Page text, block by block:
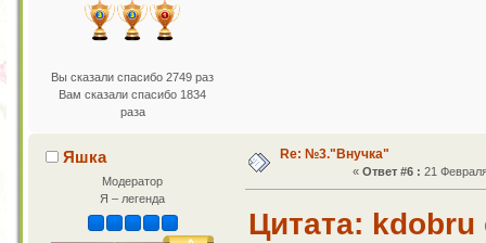
Вы сказали спасибо 2749 раз
Вам сказали спасибо 1834
раза
Яшка
Модератор
Я – легенда
Re: №3."Внучка"
« Ответ #6 : 21
Цитата: kdobru